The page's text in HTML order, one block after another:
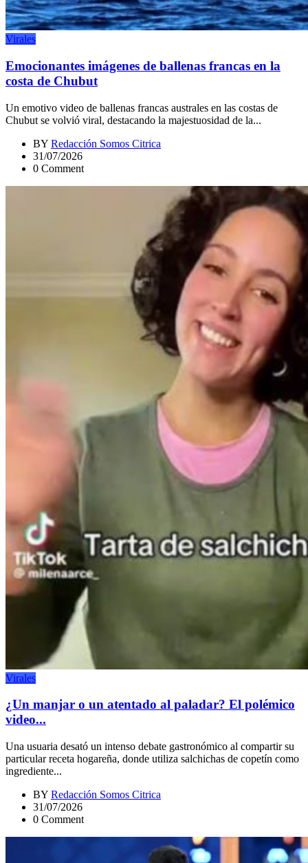
Virales
Emocionantes imágenes de ballenas francas en la
costa de Chubut
Un emotivo video de ballenas francas australes en las costas de
Chubut se volvió viral, destacando la majestuosidad de la...
BY Redacción Somos Citrica
31/07/2026
0 Comment
Virales
¿Un manjar o un atentado al paladar? El polémico
video...
Una usuaria desató un intenso debate gastronómico al compartir su
particular receta hogareña, donde utiliza salchichas de copetín como
ingrediente...
BY Redacción Somos Citrica
31/07/2026
0 Comment